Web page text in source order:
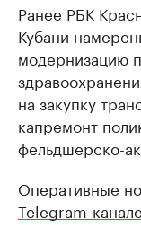
Ранее РБК
Кубани
модернизацию
на закупку
капремонт
фельдшерско-
Оперативные
Telegram-канале